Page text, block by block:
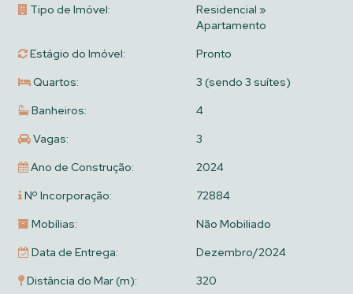
Tipo de Imóvel:
Residencial »
Apartamento
Estágio do Imóvel:
Pronto
Quartos:
3 (sendo 3 suítes)
Banheiros:
4
Vagas:
3
Ano de Construção:
2024
Nº Incorporação:
72884
Mobílias:
Não Mobiliado
Data de Entrega:
Dezembro/2024
Distância do Mar (m):
320